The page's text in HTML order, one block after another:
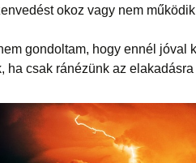
Online is
okoz vagy nem
gondoltam, hogy ennél jóval
ha csak ránézünk az